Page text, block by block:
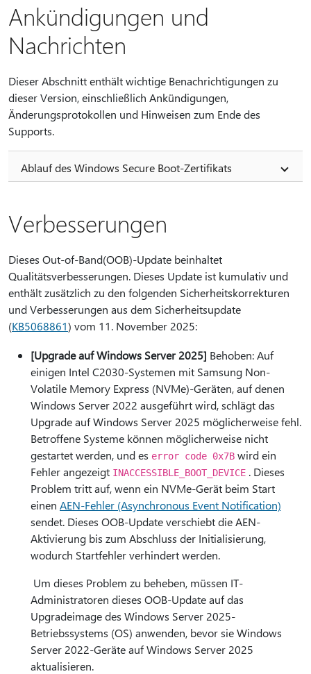
Ankündigungen und
Nachrichten
Dieser Abschnitt enthält wichtige Benachrichtigungen zu
dieser Version, einschließlich Ankündigungen,
Änderungsprotokollen und Hinweisen zum Ende des
Supports.
Ablauf des Windows Secure Boot-Zertifikats
Verbesserungen
Dieses Out-of-Band(OOB)-Update beinhaltet
Qualitätsverbesserungen. Dieses Update ist kumulativ und
enthält zusätzlich zu den folgenden Sicherheitskorrekturen
und Verbesserungen aus dem Sicherheitsupdate
(KB5068861) vom 11. November 2025:
[Upgrade auf Windows Server 2025] Behoben: Auf
einigen Intel C2030-Systemen mit Samsung Non-
Volatile Memory Express (NVMe)-Geräten, auf denen
Windows Server 2022 ausgeführt wird, schlägt das
Upgrade auf Windows Server 2025 möglicherweise fehl.
Betroffene Systeme können möglicherweise nicht
gestartet werden, und es error code 0x7B wird ein
Fehler angezeigt INACCESSIBLE_BOOT_DEVICE . Dieses
Problem tritt auf, wenn ein NVMe-Gerät beim Start
einen AEN-Fehler (Asynchronous Event Notification)
sendet. Dieses OOB-Update verschiebt die AEN-
Aktivierung bis zum Abschluss der Initialisierung,
wodurch Startfehler verhindert werden.
Um dieses Problem zu beheben, müssen IT-
Administratoren dieses OOB-Update auf das
Upgradeimage des Windows Server 2025-
Betriebssystems (OS) anwenden, bevor sie Windows
Server 2022-Geräte auf Windows Server 2025
aktualisieren.